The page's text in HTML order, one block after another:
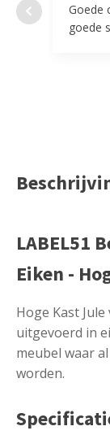
Goede
goede
LABEL51
Eiken -
Hoge Kast
uitgevoerd in
meubel waar
worden.